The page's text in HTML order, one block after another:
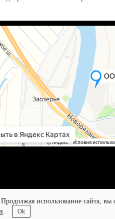
использование сайта, вы
. Ok